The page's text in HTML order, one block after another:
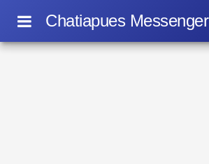
Chatiapues Messenger